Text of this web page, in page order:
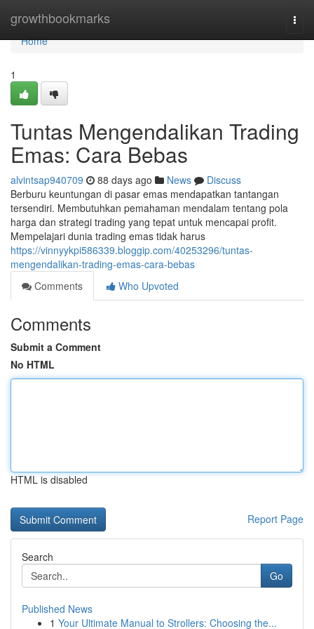
growthbookmarks
Home
Home
1
Tuntas Mengendalikan Trading
Emas: Cara Bebas
alvintsap940709 88 days ago News
Discuss
Berburu keuntungan di pasar emas mendapatkan tantangan
tersendiri. Membutuhkan pemahaman mendalam tentang pola
harga dan strategi trading yang tepat untuk mencapai profit.
Mempelajari dunia trading emas tidak harus
https://vinnyykpi586339.bloggip.com/40253296/tuntas-
mengendalikan-trading-emas-cara-bebas
Comments
Who Upvoted
Comments
Submit a Comment
No HTML
HTML is disabled
Report Page
Search
Go
Published News
1 Your Ultimate Manual to Strollers: Choosing the...